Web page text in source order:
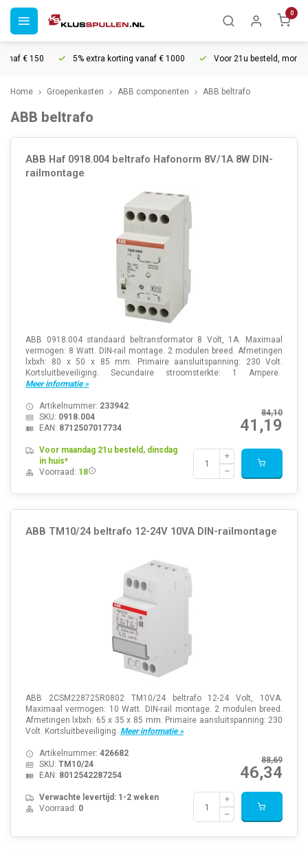
0
€ 150 5% extra korting vanaf € 1000 Voor 21u besteld, morgen in
Home Groepenkasten ABB componenten ABB beltrafo
ABB beltrafo
ABB Haf 0918.004 beltrafo Hafonorm 8V/1A 8W DIN-
railmontage
ABB 0918.004 standaard beltransformator 8 Volt, 1A. Maximaal
vermogen: 8 Watt. DIN-rail montage. 2 modulen breed. Afmetingen
lxbxh: 80 x 50 x 85 mm. Primaire aansluitspanning: 230 Volt.
Kortsluitbeveiliging. Secundaire stroomsterkte: 1 Ampere.
Meer informatie »
84,10
41,19
Artikelnummer: 233942
SKU: 0918.004
EAN: 8712507017734
Voor maandag 21u besteld, dinsdag
in huis*
Voorraad: 18
ABB TM10/24 beltrafo 12-24V 10VA DIN-railmontage
ABB 2CSM228725R0802 TM10/24 beltrafo 12-24 Volt, 10VA.
Maximaal vermogen: 10 Watt. DIN-rail montage. 2 modulen breed.
Afmetingen lxbxh: 65 x 35 x 85 mm. Primaire aansluitspanning: 230
Volt. Kortsluitbeveiliging. Meer informatie »
88,69
46,34
Artikelnummer: 426682
SKU: TM10/24
EAN: 8012542287254
Verwachte levertijd: 1-2 weken
Voorraad: 0